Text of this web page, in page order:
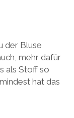
der Bluse
mehr dafür
als Stoff so
hat das